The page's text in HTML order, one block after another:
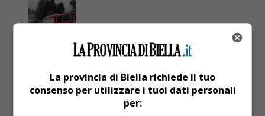
Basso Biellese3 anni fa
Una broncopolmonite scambiata per
avvelenamento da gas
La provincia di Biella richiede il tuo
consenso per utilizzare i tuoi dati personali
per: